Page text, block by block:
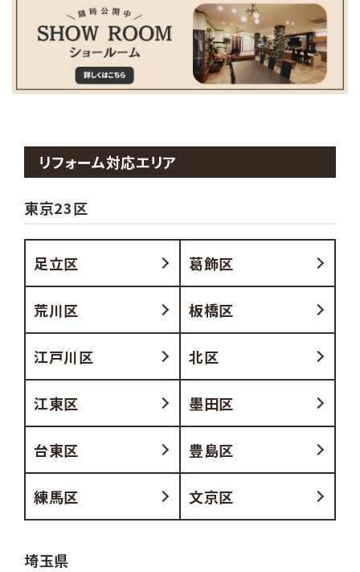
リフォーム対応エリア
東京23区
足立区 葛飾区
荒川区 板橋区
江戸川区 北区
江東区 墨田区
台東区 豊島区
練馬区 文京区
埼玉県